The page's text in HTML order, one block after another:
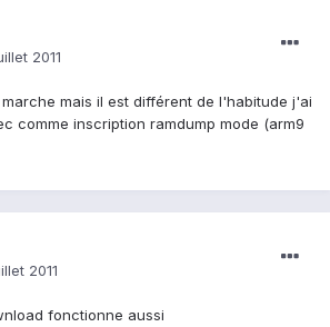
2011
mais il est différent de l'habitude j'ai
comme inscription ramdump mode (arm9
2011
fonctionne aussi